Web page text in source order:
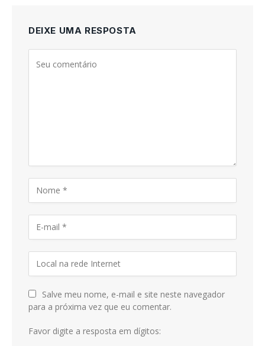
DEIXE UMA RESPOSTA
Salve meu nome, e-mail e site neste navegador
para a próxima vez que eu comentar.
Favor digite a resposta em dígitos: